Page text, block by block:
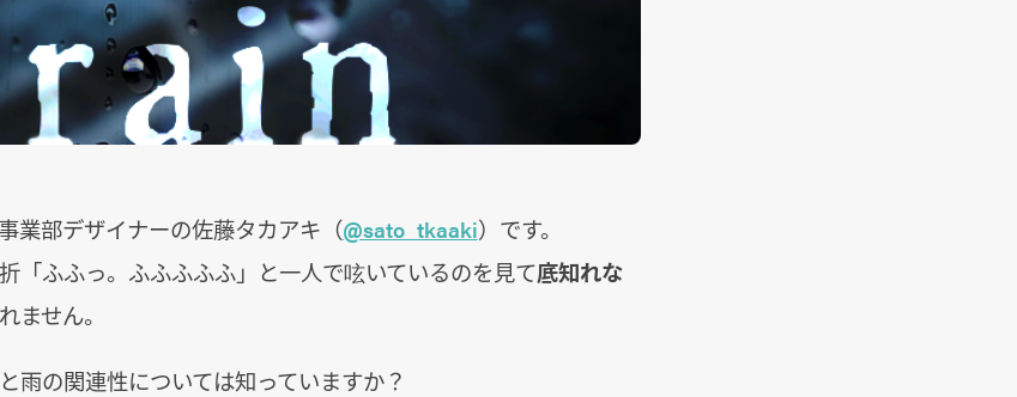
業部デザイナーの佐藤タカアキ（@sato_tkaaki）です。
「ふふっ。ふふふふふ」と一人で呟いているのを見て底知れな
ません。
雨の関連性については知っていますか？